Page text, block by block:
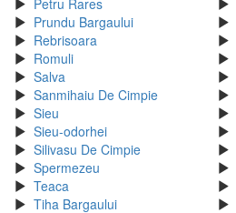
Petru Rares
Prundu Bargaului
Rebrisoara
Romuli
Salva
Sanmihaiu De Cimpie
Sieu
Sieu-odorhei
Silivasu De Cimpie
Spermezeu
Teaca
Tiha Bargaului